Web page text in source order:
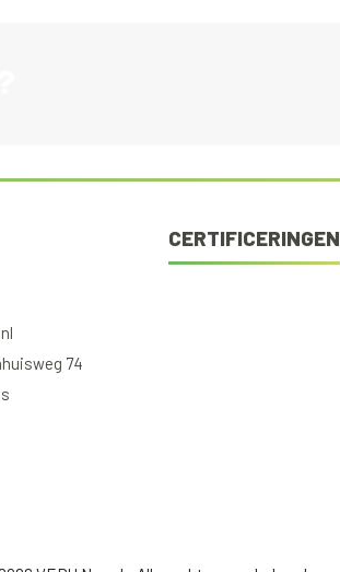
74
CERTIFICERINGEN